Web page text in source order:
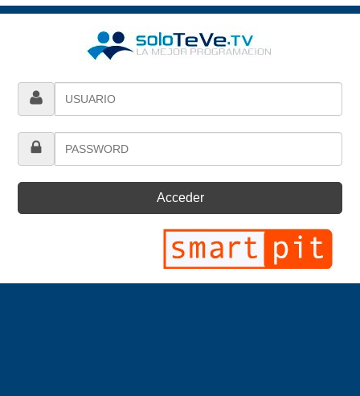
Acceder